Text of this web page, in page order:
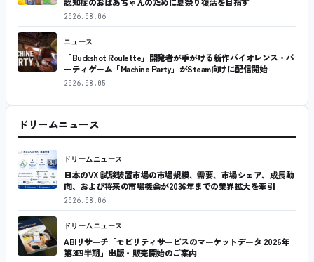
2026.08.06
ニュース
「Buckshot Roulette」開発者が手がける新作バイオレンス・パ
ーティゲーム「Machine Party」がSteam向けに配信開始
2026.08.05
ドリームニュース
ドリームニュース
日本のVXI試験装置市場の市場規模、需要、市場シェア、成長動
向、および将来の市場機会が2036年までの業界拡大を牽引
2026.08.06
ドリームニュース
ABIリサーチ「モビリティサービスのマーケットデータ 2026年
第3四半期」出版・販売開始のご案内